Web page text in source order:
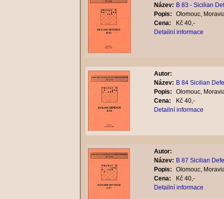
Název: B 83 - Sicilian
Popis:
Olomouc,
Cena:
Kč 40,-
Detailní informace
Autor:
Název: B 84 Sicilian
Popis:
Olomouc,
Cena:
Kč 40,-
Detailní informace
Autor:
Název: B 87 Sicilian
Popis:
Olomouc,
Cena:
Kč 40,-
Detailní informace